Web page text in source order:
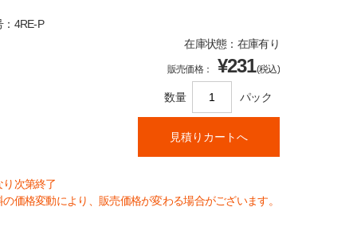
4RE-P
在庫状態：在庫有り
販売価格： ¥231(税込)
数量 パック
次第終了
価格変動により、販売価格が変わる場合がございます。